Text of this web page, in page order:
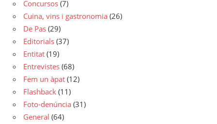
Concursos (7)
Cuina, vins i gastronomia (26)
De Pas (29)
Editorials (37)
Entitat (19)
Entrevistes (68)
Fem un àpat (12)
Flashback (11)
Foto-denúncia (31)
General (64)